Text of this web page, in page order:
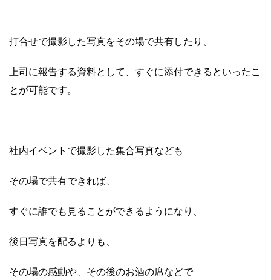
打合せで撮影した写真をその場で共有したり、
上司に報告する資料として、すぐに添付できるといったこ
とが可能です。
社内イベントで撮影した集合写真なども
その場で共有できれば、
すぐに誰でも見ることができるようになり、
後日写真を配るよりも、
その場の感動や、その後のお酒の席などで